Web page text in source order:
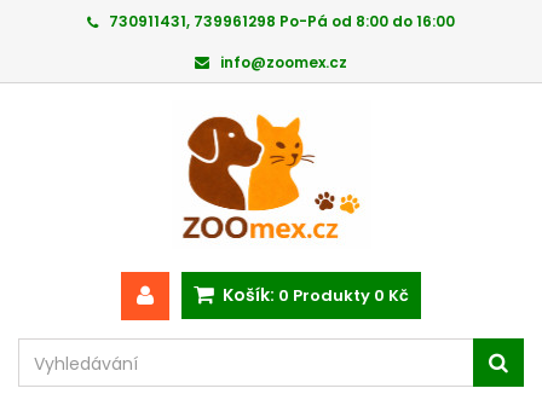
730911431, 739961298 Po-Pá od 8:00 do 16:00
info@zoomex.cz
Košík: 0 Produkty 0 Kč